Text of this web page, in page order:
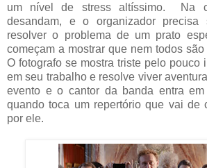
um nível de stress altíssimo. Na
desandam, e o organizador
resolver o problema de um prato
começam a mostrar que nem todos
O fotografo se mostra triste pelo pouco
em seu trabalho e resolve viver
evento e o cantor da banda entra
quando toca um repertório que vai de
por ele.